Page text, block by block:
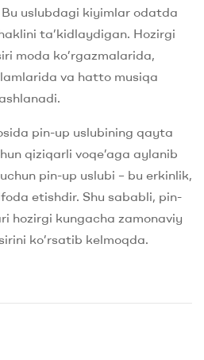
uslubdagi kiyimlar odatda
ta’kidlaydigan. Hozirgi
moda ko’rgazmalarida,
va hatto musiqa
pin-up uslubining qayta
qiziqarli voqe’aga aylanib
pin-up uslubi – bu erkinlik,
etishdir. Shu sababli, pin-
hozirgi kungacha zamonaviy
ko’rsatib kelmoqda.